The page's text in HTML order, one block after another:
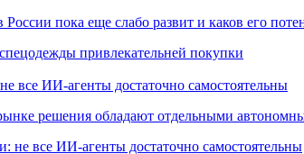
пока еще слабо развит и каков его
все ИИ-агенты достаточно самостоятельны
решения обладают отдельными